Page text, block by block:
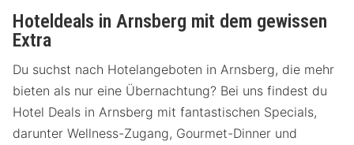
Hoteldeals in Arnsberg mit dem gewissen
Extra
Du suchst nach Hotelangeboten in Arnsberg, die mehr
bieten als nur eine Übernachtung? Bei uns findest du
Hotel Deals in Arnsberg mit fantastischen Specials,
darunter Wellness-Zugang, Gourmet-Dinner und